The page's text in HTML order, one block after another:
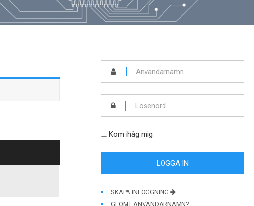
Kom ihåg mig
SKAPA INLOGGNING
GLÖMT ANVÄNDARNAMN?